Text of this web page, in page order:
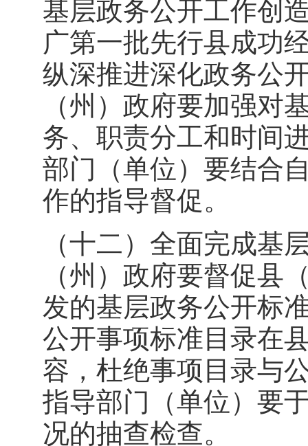
基层政务公开工作创
广第一批先行县成功
纵深推进深化政务公
（州）政府要加强对
务、职责分工和时间
部门（单位）要结合
作的指导督促。
（十二）全面完成基
（州）政府要督促县
发的基层政务公开标
公开事项标准目录在
容，杜绝事项目录与
指导部门（单位）要
况的抽查检查。